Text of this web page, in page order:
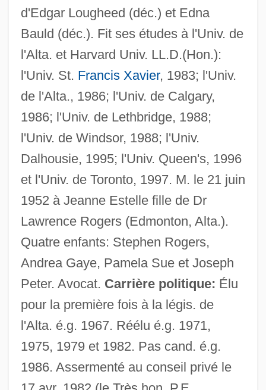
d'Edgar Lougheed (déc.) et Edna
Bauld (déc.). Fit ses études à l'Univ. de
l'Alta. et Harvard Univ. LL.D.(Hon.):
l'Univ. St. Francis Xavier, 1983; l'Univ.
de l'Alta., 1986; l'Univ. de Calgary,
1986; l'Univ. de Lethbridge, 1988;
l'Univ. de Windsor, 1988; l'Univ.
Dalhousie, 1995; l'Univ. Queen's, 1996
et l'Univ. de Toronto, 1997. M. le 21 juin
1952 à Jeanne Estelle fille de Dr
Lawrence Rogers (Edmonton, Alta.).
Quatre enfants: Stephen Rogers,
Andrea Gaye, Pamela Sue et Joseph
Peter. Avocat. Carrière politique: Élu
pour la première fois à la légis. de
l'Alta. é.g. 1967. Réélu é.g. 1971,
1975, 1979 et 1982. Pas cand. é.g.
1986. Assermenté au conseil privé le